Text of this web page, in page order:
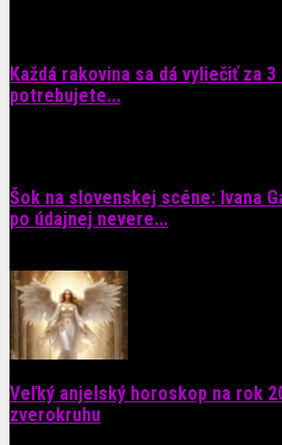
Každá rakovina sa dá vyliečiť za
potrebujete...
Šok na slovenskej scéne: Ivana
po údajnej nevere...
Veľký anjelský horoskop na rok
zverokruhu